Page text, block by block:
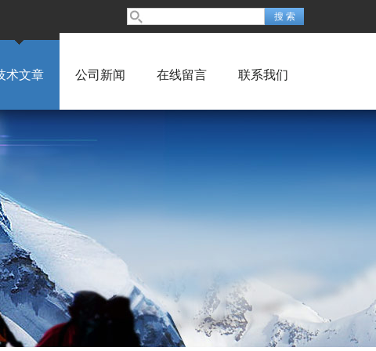
术文章 公司新闻 在线留言 联系我们